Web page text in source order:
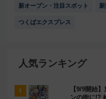
新オープン・注目スポット
つくばエクスプレス
人気ランキング
【9/9開始
ンの街に!?